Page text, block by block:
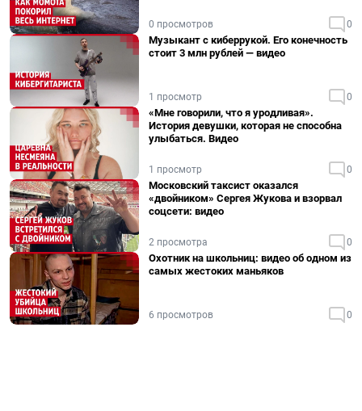
0 просмотров 0
Музыкант с киберрукой. Его конечность
стоит 3 млн рублей — видео
1 просмотр 0
«Мне говорили, что я уродливая».
История девушки, которая не способна
улыбаться. Видео
1 просмотр 0
Московский таксист оказался
«двойником» Сергея Жукова и взорвал
соцсети: видео
2 просмотра 0
Охотник на школьниц: видео об одном из
самых жестоких маньяков
6 просмотров 0